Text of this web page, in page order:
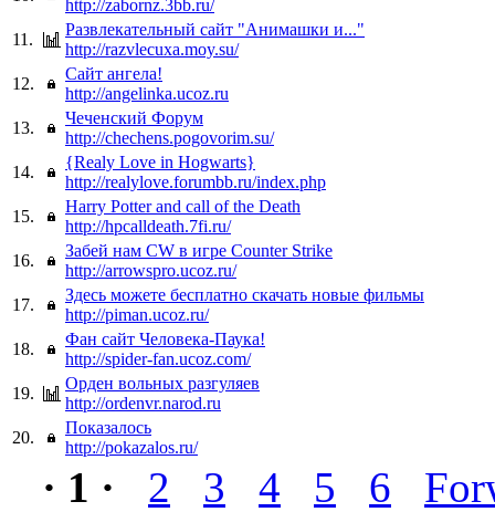
http://zabornz.3bb.ru/
11.
Развлекательный сайт "Анимашки и..."
http://razvlecuxa.moy.su/
12.
Сайт ангела!
http://angelinka.ucoz.ru
13.
Чеченский Форум
http://chechens.pogovorim.su/
14.
{Realy Love in Hogwarts}
http://realylove.forumbb.ru/index.php
15.
Harry Potter and call of the Death
http://hpcalldeath.7fi.ru/
16.
Забей нам CW в игре Counter Strike
http://arrowspro.ucoz.ru/
17.
Здесь можете бесплатно скачать новые фильмы
http://piman.ucoz.ru/
18.
Фан сайт Человека-Паука!
http://spider-fan.ucoz.com/
19.
Орден вольных разгуляев
http://ordenvr.narod.ru
20.
Показалось
http://pokazalos.ru/
· 1 · 2 3 4 5 6